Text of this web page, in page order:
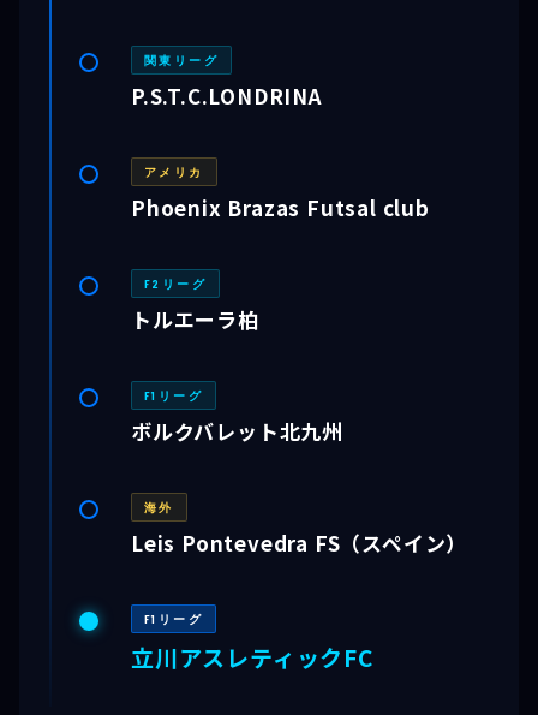
関東リーグ
P.S.T.C.LONDRINA
アメリカ
Phoenix Brazas Futsal club
F2リーグ
トルエーラ柏
F1リーグ
ボルクバレット北九州
海外
Leis Pontevedra FS（スペイン）
F1リーグ
立川アスレティックFC